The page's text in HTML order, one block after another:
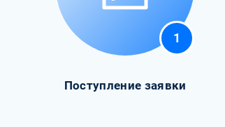
1
Поступление заявки